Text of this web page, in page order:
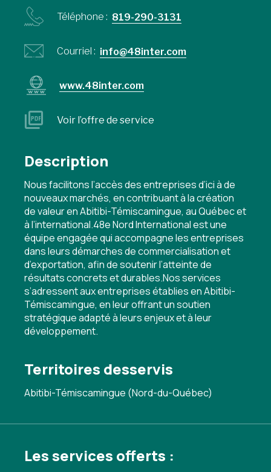
Téléphone : 819-290-3131
Courriel : info@48inter.com
www.48inter.com
Voir l’offre de service
Description
Nous facilitons l’accès des entreprises d’ici à de
nouveaux marchés, en contribuant à la création
de valeur en Abitibi-Témiscamingue, au Québec et
à l’international.48e Nord International est une
équipe engagée qui accompagne les entreprises
dans leurs démarches de commercialisation et
d’exportation, afin de soutenir l’atteinte de
résultats concrets et durables.Nos services
s’adressent aux entreprises établies en Abitibi-
Témiscamingue, en leur offrant un soutien
stratégique adapté à leurs enjeux et à leur
développement.
Territoires desservis
Abitibi-Témiscamingue (Nord-du-Québec)
Les services offerts :